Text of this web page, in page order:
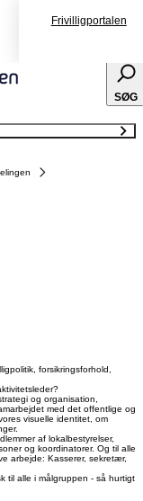
Frivilligportalen
SØG
forsikringsforhold,
og organisation,
med det offentlige og
visuelle identitet, om
af lokalbestyrelser,
og koordinatorer. Og til alle
arbejde: Kasserer, sekretær,
til alle i målgruppen - så hurtigt